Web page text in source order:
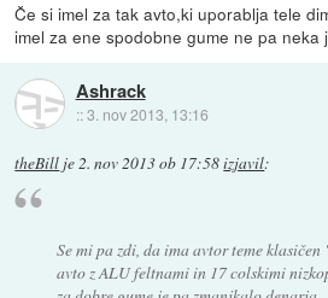
Če si imel za tak avto,ki uporablja tele
imel za ene spodobne gume ne pa neka
Ashrack
::3. nov 2013, 13:16
theBill je2. nov 2013 ob 17:58izjavil:
Se mi pa zdi, da ima avtor teme
avto z ALU feltnami in 17 colskimi